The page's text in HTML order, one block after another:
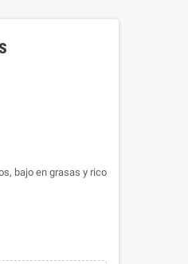
bajo en grasas y rico